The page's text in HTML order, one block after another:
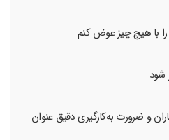
با هیچ چیز عوض کنم
شود
و ضرورت به‌کارگیری دقیق عنوان